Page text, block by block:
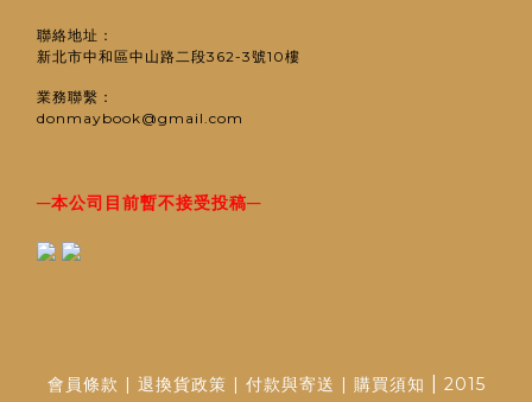
聯絡地址：
新北市中和區中山路二段362-3號10樓
業務聯繫：
donmaybook@gmail.com
─本公司目前暫不接受投稿─
會員條款 | 退換貨政策 | 付款與寄送 | 購買須知
2015